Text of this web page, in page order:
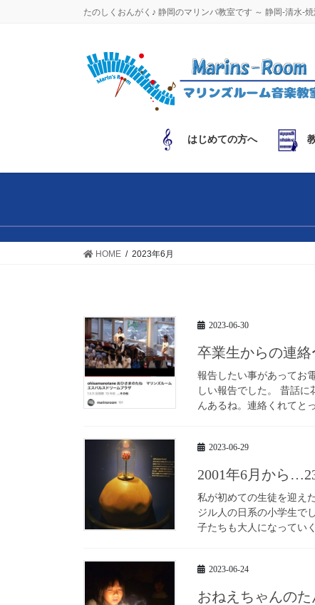
たのしくおんがく♪ 静岡のマリンバ教室です ～ 静岡-清水-
はじめての方へ
HOME 2023年6月
2023-06-30
卒業生からの連
報告したい事があってお
しい報告でした。 昔話
んあるね。連絡くれてと
2023-06-29
2001年6月から
私が初めての生徒を迎え
ジル人の日系の小学生で
子たちも大人になってい
2023-06-24
おねえちゃんの